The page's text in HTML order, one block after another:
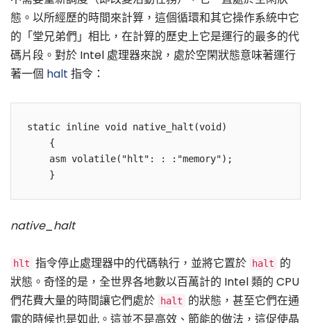
態。以所經歷的時間來計算，這個循環和其它操作系統中它
的「堂兄弟們」相比，在計算的歷史上它是運行的最多的代
碼片段。對於 Intel 處理器來說，處於空閑狀態意味著運行
著一個 halt 指令：
static inline void native_halt(void)
    {
    asm volatile("hlt": : :"memory");
native_halt
hlt 指令停止處理器中的代碼執行，並將它置於 halt
的
狀態。奇怪的是，全世界各地數以百萬計的 Intel 類的 CPU
們花費大量的時間讓它們處於
halt
的狀態，甚至它們在通
電的時候也是如此。這並不是高效、節能的做法，這促使晶